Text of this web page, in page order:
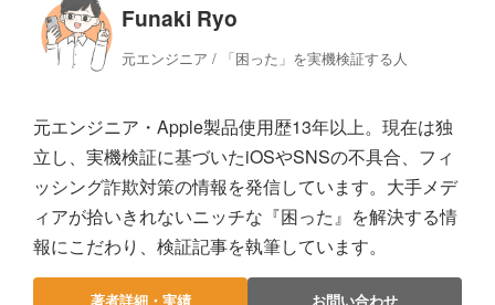
Funaki Ryo
元エンジニア / 「困った」を実機検証する人
元エンジニア・Apple製品使用歴13年以上。現在は独
立し、実機検証に基づいたiOSやSNSの不具合、フィ
ッシング詐欺対策の情報を発信しています。大手メデ
ィアが拾いきれないニッチな『困った』を解決する情
報にこだわり、検証記事を執筆しています。
著者詳細・実績 お問い合わせ